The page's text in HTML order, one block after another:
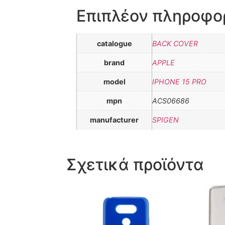
Επιπλέον
catalogue BACK COVER
brand APPLE
model IPHONE 15 PRO
mpn ACS06686
manufacturer SPIGEN
Σχετικά προϊόντα